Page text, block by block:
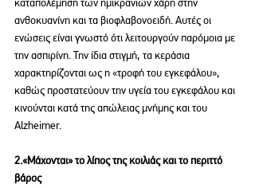
ανθοκυανίνη και τα βιοφλαβονοειδή. Αυτές οι
ενώσεις είναι γνωστό ότι λειτουργούν παρόμοια με
την ασπιρίνη. Την ίδια στιγμή, τα κεράσια
χαρακτηρίζονται ως η «τροφή του εγκεφάλου»,
καθώς προστατεύουν την υγεία του εγκεφάλου και
κινούνται κατά της απώλειας μνήμης και του
Alzheimer.
2.«Μάχονται» το λίπος της κοιλιάς και το περιττό
βάρος